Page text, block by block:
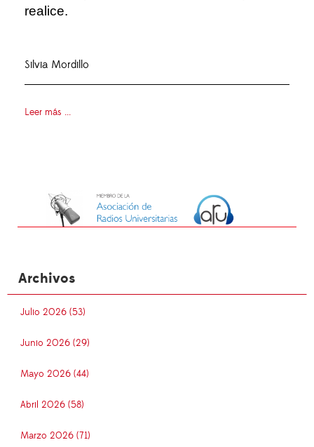
realice.
Silvia Mordillo
Leer más ...
Archivos
Julio 2026 (53)
Junio 2026 (29)
Mayo 2026 (44)
Abril 2026 (58)
Marzo 2026 (71)